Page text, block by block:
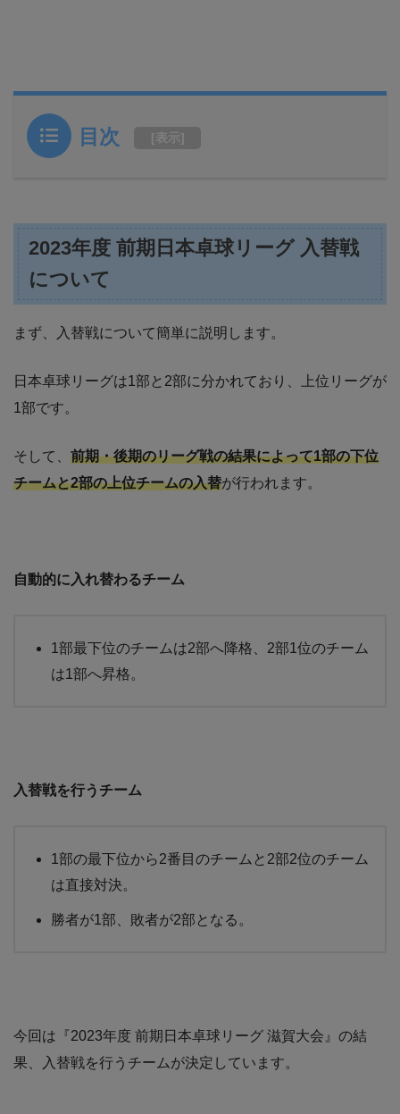
目次 [表示]
2023年度 前期日本卓球リーグ 入替戦
について
まず、入替戦について簡単に説明します。
日本卓球リーグは1部と2部に分かれており、上位リーグが
1部です。
そして、 前期・後期のリーグ戦の結果によって1部の下位
チームと2部の上位チームの入替が行われます。
自動的に入れ替わるチーム
1部最下位のチームは2部へ降格、2部1位のチーム
は1部へ昇格。
入替戦を行うチーム
1部の最下位から2番目のチームと2部2位のチーム
は直接対決。
勝者が1部、敗者が2部となる。
今回は『2023年度 前期日本卓球リーグ 滋賀大会』の結
果、入替戦を行うチームが決定しています。